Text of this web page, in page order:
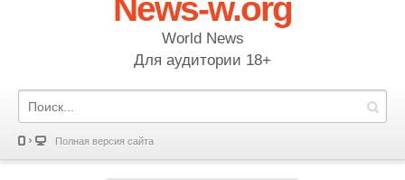
News-w.org
World News
Для аудитории 18+
Полная версия сайта